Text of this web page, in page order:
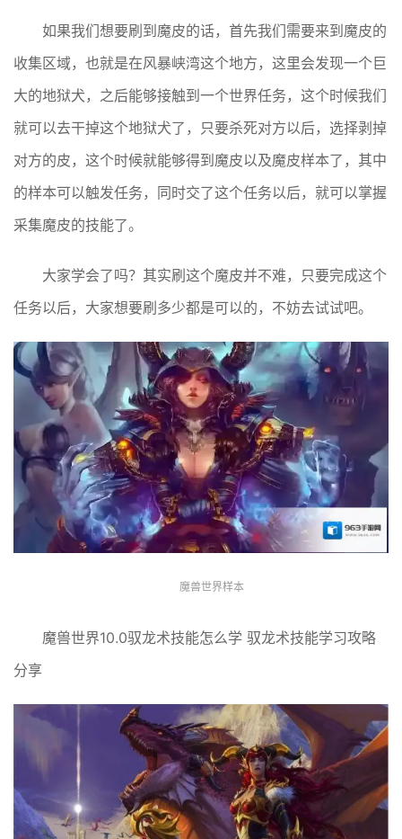
如果我们想要刷到魔皮的话，首先我们需要来到魔皮的
收集区域，也就是在风暴峡湾这个地方，这里会发现一个巨
大的地狱犬，之后能够接触到一个世界任务，这个时候我们
就可以去干掉这个地狱犬了，只要杀死对方以后，选择剥掉
对方的皮，这个时候就能够得到魔皮以及魔皮样本了，其中
的样本可以触发任务，同时交了这个任务以后，就可以掌握
采集魔皮的技能了。
大家学会了吗？其实刷这个魔皮并不难，只要完成这个
任务以后，大家想要刷多少都是可以的，不妨去试试吧。
魔兽世界样本
魔兽世界10.0驭龙术技能怎么学 驭龙术技能学习攻略
分享